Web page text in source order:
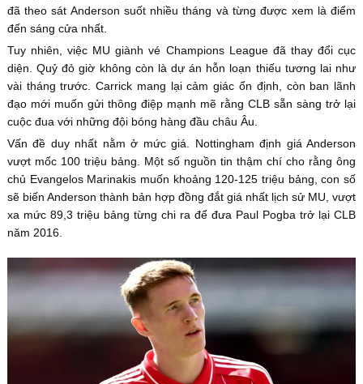
đã theo sát Anderson suốt nhiều tháng và từng được xem là điểm
đến sáng cửa nhất.
Tuy nhiên, việc MU giành vé Champions League đã thay đổi cục
diện. Quỷ đỏ giờ không còn là dự án hỗn loạn thiếu tương lai như
vài tháng trước. Carrick mang lại cảm giác ổn định, còn ban lãnh
đạo mới muốn gửi thông điệp mạnh mẽ rằng CLB sẵn sàng trở lại
cuộc đua với những đội bóng hàng đầu châu Âu.
Vấn đề duy nhất nằm ở mức giá. Nottingham định giá Anderson
vượt mốc 100 triệu bảng. Một số nguồn tin thậm chí cho rằng ông
chủ Evangelos Marinakis muốn khoảng 120-125 triệu bảng, con số
sẽ biến Anderson thành bản hợp đồng đắt giá nhất lịch sử MU, vượt
xa mức 89,3 triệu bảng từng chi ra để đưa Paul Pogba trở lại CLB
năm 2016.